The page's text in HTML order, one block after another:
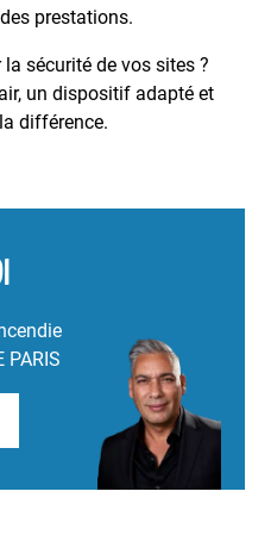
prestations.
sécurité de vos sites ?
un dispositif adapté et
différence.
PARIS